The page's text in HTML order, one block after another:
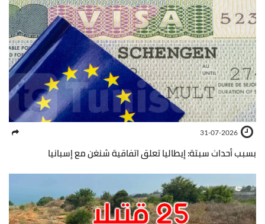
31-07-2026
بسبب أحداث سبتة: إيطاليا تعلق اتفاقية شنغن مع إسبانيا